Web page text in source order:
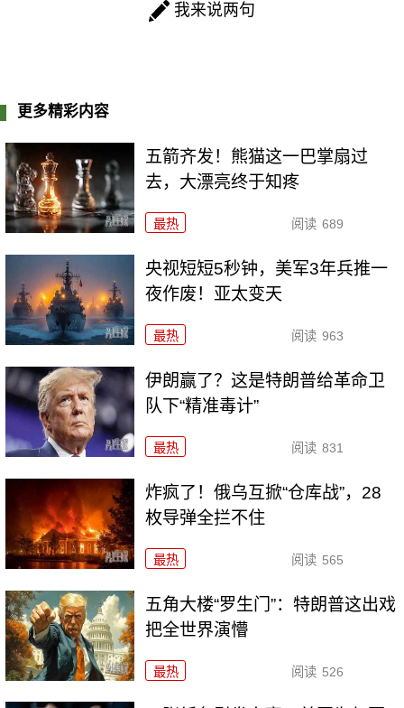
我来说两句
更多精彩内容
五箭齐发！熊猫这一巴掌扇过
去，大漂亮终于知疼
最热 阅读 689
央视短短5秒钟，美军3年兵推一
夜作废！亚太变天
最热 阅读 963
伊朗赢了？这是特朗普给革命卫
队下“精准毒计”
最热 阅读 831
炸疯了！俄乌互掀“仓库战”，28
枚导弹全拦不住
最热 阅读 565
五角大楼“罗生门”：特朗普这出戏
把全世界演懵
最热 阅读 526